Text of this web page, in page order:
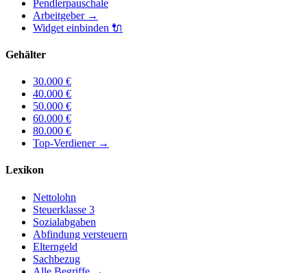
Pendlerpauschale
Arbeitgeber→
Widget einbinden 🔌
Gehälter
30.000 €
40.000 €
50.000 €
60.000 €
80.000 €
Top-Verdiener→
Lexikon
Nettolohn
Steuerklasse 3
Sozialabgaben
Abfindung versteuern
Elterngeld
Sachbezug